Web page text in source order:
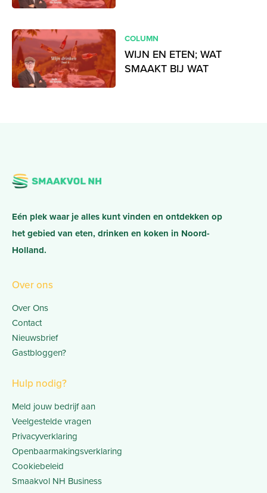
COLUMN
WIJN EN ETEN; WAT
SMAAKT BIJ WAT
Eén plek waar je alles kunt vinden en ontdekken op
het gebied van eten, drinken en koken in Noord-
Holland.
Over ons
Over Ons
Contact
Nieuwsbrief
Gastbloggen?
Hulp nodig?
Meld jouw bedrijf aan
Veelgestelde vragen
Privacyverklaring
Openbaarmakingsverklaring
Cookiebeleid
Smaakvol NH Business